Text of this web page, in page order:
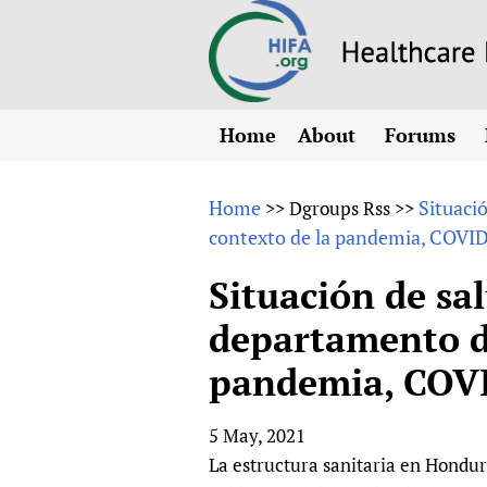
Home
About
Why HIFA is needed
Vision and Strategy
HIFA, Universal
Human Rights
HIFA in Official
Achievements
Testimonials
HIFA Voices database
HIFA & global health
Forums
All)
How to use
HIFA-
HIFA-
HIFA-
HIFA-
Home >>Dgroups Rss >>
contexto de la pandemia,
Situación de
departamento
pandemia,
5 May, 2021
La estructura sanitaria en